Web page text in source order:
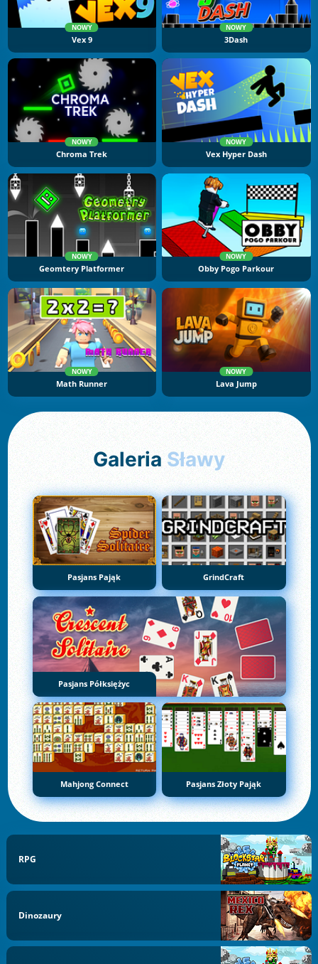
NOWY
Vex 9
NOWY
3Dash
NOWY
Chroma Trek
NOWY
Vex Hyper Dash
NOWY
Geomtery Platformer
NOWY
Obby Pogo Parkour
NOWY
Math Runner
NOWY
Lava Jump
Galeria Sławy
Pasjans Pająk GrindCraft
Pasjans Półksiężyc
Mahjong Connect Pasjans Złoty Pająk
RPG
Dinozaury